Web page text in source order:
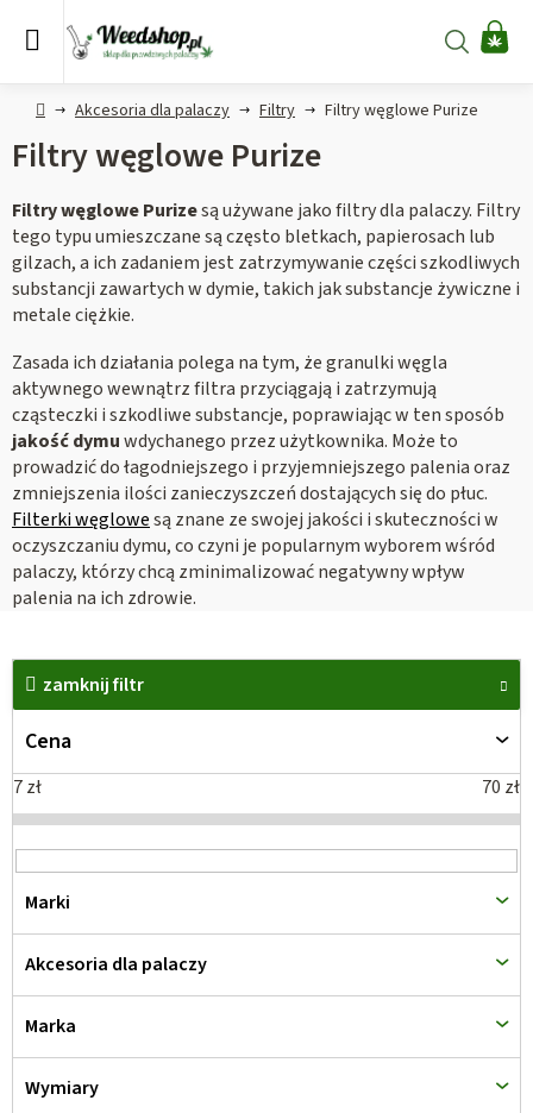
Szukaj
HomeAkcesoria dla palaczy Filtry Filtry węglowe Purize
Filtry węglowe Purize
Filtry węglowe Purizesą używane jako filtry dla palaczy. Filtry
tego typu umieszczane są często bletkach, papierosach lub
gilzach, a ich zadaniem jest zatrzymywanie części szkodliwych
substancji zawartych w dymie, takich jak substancje żywiczne i
metale ciężkie.
Zasada ich działania polega na tym, że granulki węgla
aktywnego wewnątrz filtra przyciągają i zatrzymują
cząsteczki i szkodliwe substancje, poprawiając w ten sposób
jakość dymuwdychanego przez użytkownika. Może to
prowadzić do łagodniejszego i przyjemniejszego palenia oraz
zmniejszenia ilości zanieczyszczeń dostających się do płuc.
Filterki węglowesą znane ze swojej jakości i skuteczności w
oczyszczaniu dymu, co czyni je popularnym wyborem wśród
palaczy, którzy chcą zminimalizować negatywny wpływ
palenia na ich zdrowie.
zamknij filtr
Cena
7zł 70 zł
Marki
Akcesoria dla palaczy
Marka
Wymiary
L
s
a
p
r
o
d
u
k
ó
w